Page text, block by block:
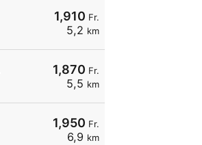
1,910 Fr.
5,2 km
1,870 Fr.
5,5 km
1,950 Fr.
6,9 km